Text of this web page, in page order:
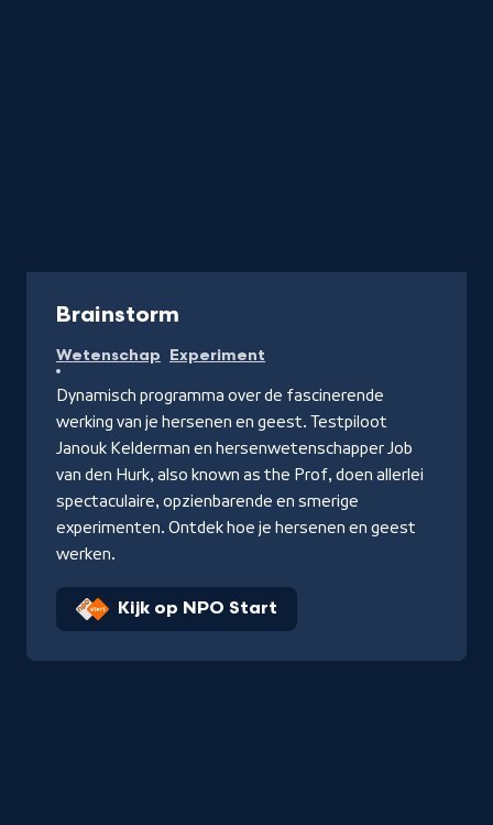
Brainstorm
Wetenschap Experiment
Dynamisch programma over de fascinerende
werking van je hersenen en geest. Testpiloot
Janouk Kelderman en hersenwetenschapper Job
van den Hurk, also known as the Prof, doen allerlei
spectaculaire, opzienbarende en smerige
experimenten. Ontdek hoe je hersenen en geest
werken.
Kijk op NPO Start